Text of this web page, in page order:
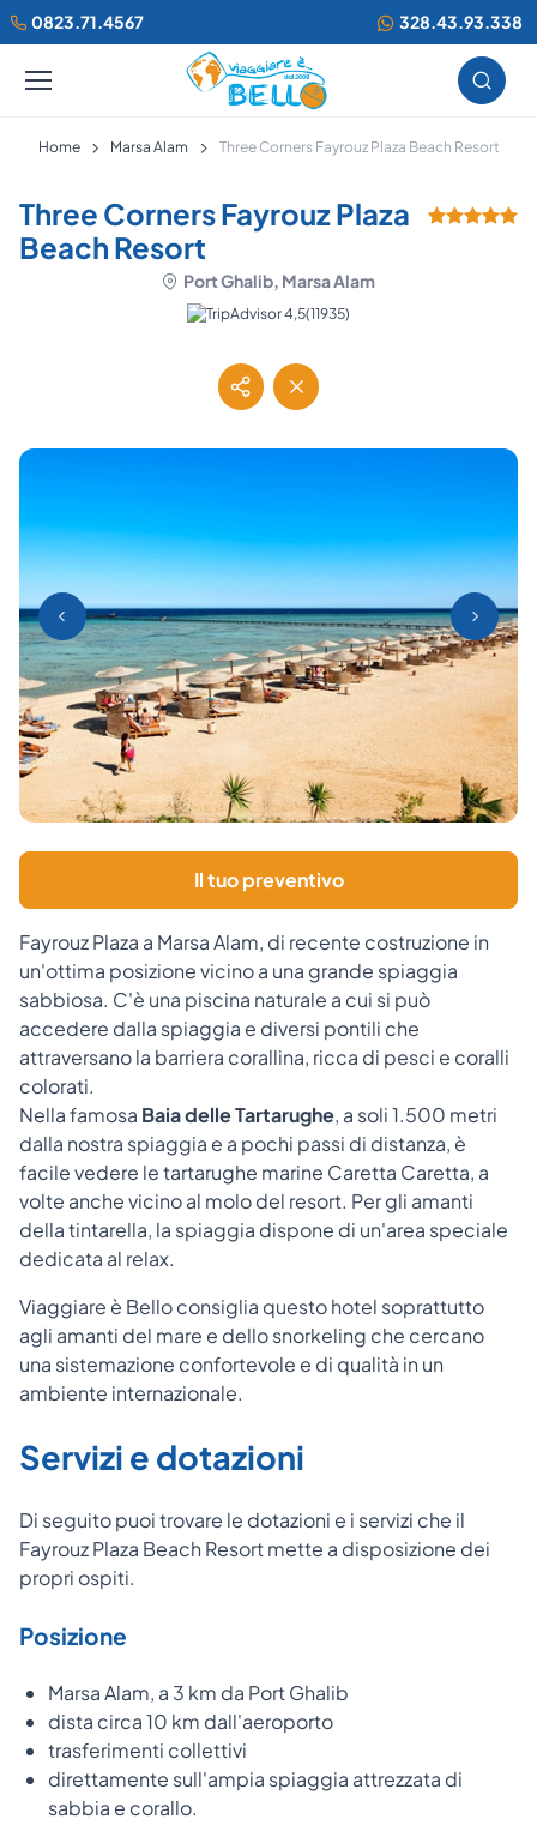
0823.71.4567 328.43.93.338
Home Marsa Alam Three Corners Fayrouz Plaza Beach Resort
Three Corners Fayrouz Plaza
Beach Resort
Port Ghalib, Marsa Alam
(11935)
Il tuo preventivo
Fayrouz Plaza a Marsa Alam, di recente costruzione in
un'ottima posizione vicino a una grande spiaggia
sabbiosa. C'è una piscina naturale a cui si può
accedere dalla spiaggia e diversi pontili che
attraversano la barriera corallina, ricca di pesci e coralli
colorati.
Nella famosa Baia delle Tartarughe, a soli 1.500 metri
dalla nostra spiaggia e a pochi passi di distanza, è
facile vedere le tartarughe marine Caretta Caretta, a
volte anche vicino al molo del resort. Per gli amanti
della tintarella, la spiaggia dispone di un'area speciale
dedicata al relax.
Viaggiare è Bello consiglia questo hotel soprattutto
agli amanti del mare e dello snorkeling che cercano
una sistemazione confortevole e di qualità in un
ambiente internazionale.
Servizi e dotazioni
Di seguito puoi trovare le dotazioni e i servizi che il
Fayrouz Plaza Beach Resortmette a disposizione dei
propri ospiti.
Posizione
Marsa Alam, a 3 km da Port Ghalib
dista circa 10 km dall'aeroporto
trasferimenti collettivi
direttamente sull'ampia spiaggia attrezzata di
sabbia e corallo.